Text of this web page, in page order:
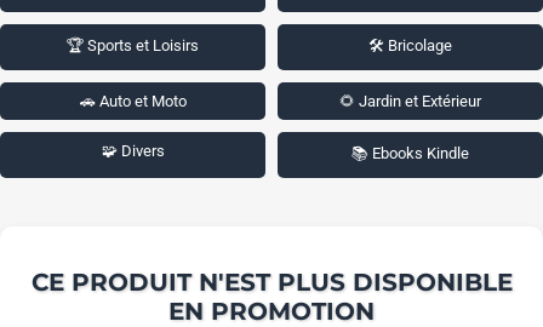
🏆 Sports et Loisirs 🛠️ Bricolage
🚗 Auto et Moto 🌻 Jardin et Extérieur
🧩 Divers 📚 Ebooks Kindle
CE PRODUIT N'EST PLUS DISPONIBLE
EN PROMOTION